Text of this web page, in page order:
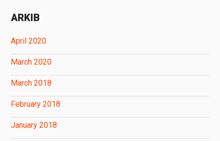
ARKIB
April 2020
March 2020
March 2018
February 2018
January 2018